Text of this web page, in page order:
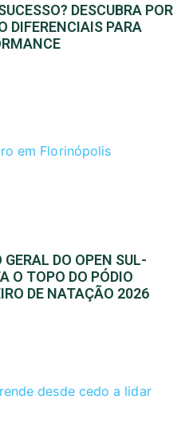
DESCUBRA POR
DIFERENCIAIS PARA
DO OPEN SUL-
O TOPO DO PÓDIO
DE NATAÇÃO 2026